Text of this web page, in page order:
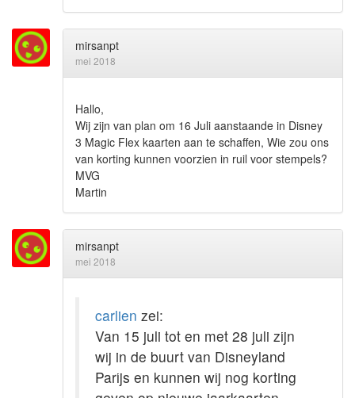
mirsanpt
mei 2018
Hallo,
Wij zijn van plan om 16 Juli aanstaande in Disney
3 Magic Flex kaarten aan te schaffen, Wie zou ons
van korting kunnen voorzien in ruil voor stempels?
MVG
Martin
mirsanpt
mei 2018
carlien zei:
Van 15 juli tot en met 28 juli zijn
wij in de buurt van Disneyland
Parijs en kunnen wij nog korting